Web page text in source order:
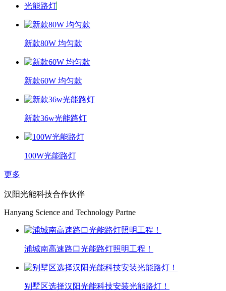
光能路灯
新款80W 均匀款
新款60W 均匀款
新款36w光能路灯
100W光能路灯
更多
汉阳光能科技合作伙伴
Hanyang Science and Technology Partne
浦城南高速路口光能路灯照明工程！
别墅区选择汉阳光能科技安装光能路灯！